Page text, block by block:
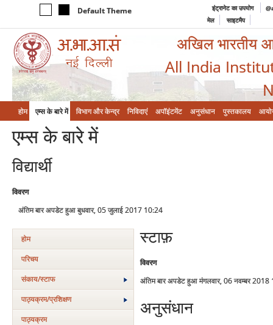
Default Theme इंट्रानेट का उपयोग
मेल
साइटमैप
अखिल भारतीय
All India
होम एम्‍स के बारे में विभाग और केन्‍द्र निविदाएं अपॉइंटमेंट अनुसंधान पुस्तकालय
एम्‍स के बारे में
विद्यार्थी
विवरण
अंतिम बार अपडेट हुआ बुधवार, 05 जुलाई 2017 10:24
होम
परिचय
संकाय/स्‍टाफ
पाठ्यक्रम/प्रशिक्षण
पाठ्यक्रम
स्टाफ़
विवरण
अंतिम बार अपडेट हुआ मंगलवार, 06 नवम्बर 2018
अनुसंधान